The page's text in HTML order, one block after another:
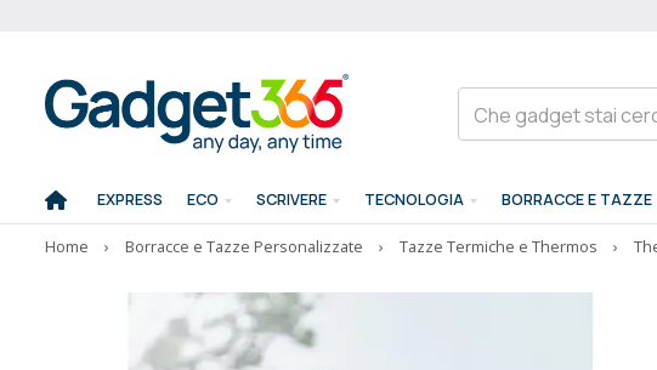
EXPRESS ECO SCRIVERE TECNOLOGIA BORRACCE E TAZZE
Home › Borracce e Tazze Personalizzate › Tazze Termiche e Thermos ›